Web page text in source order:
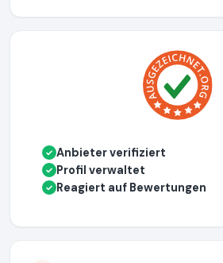
✓ Anbieter verifiziert
✓ Profil verwaltet
✓ Reagiert auf Bewertungen